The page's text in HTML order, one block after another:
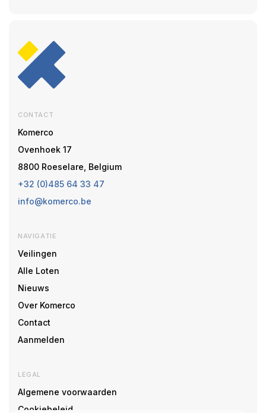
CONTACT
Komerco
Ovenhoek 17
8800 Roeselare, Belgium
+32 (0)485 64 33 47
info@komerco.be
NAVIGATIE
Veilingen
Alle Loten
Nieuws
Over Komerco
Contact
Aanmelden
LEGAL
Algemene voorwaarden
Cookiebeleid